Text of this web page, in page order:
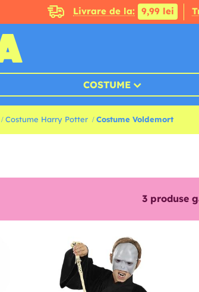
Livrare de la: 9,99 lei
COSTUME
Costume Harry Potter Costume Voldemort
3produse